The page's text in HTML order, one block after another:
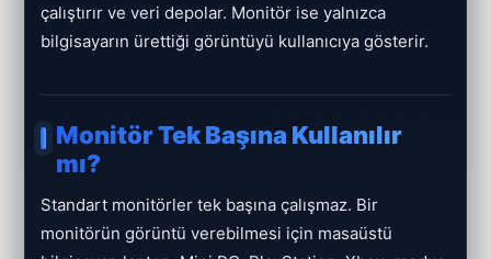
çalıştırır ve veri depolar. Monitör ise yalnızca
bilgisayarın ürettiği görüntüyü kullanıcıya gösterir.
Monitör Tek Başına Kullanılır
mı?
Standart monitörler tek başına çalışmaz. Bir
monitörün görüntü verebilmesi için masaüstü